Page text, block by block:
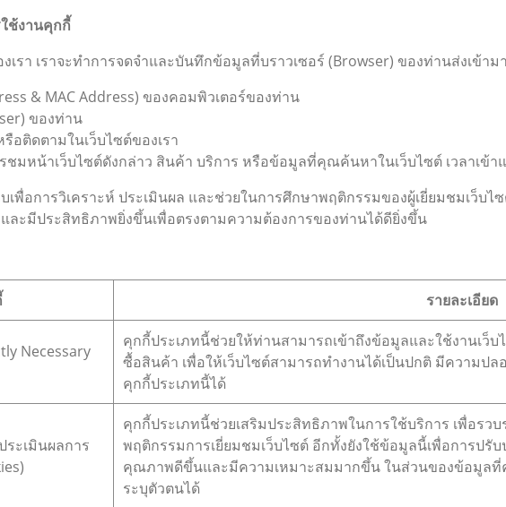
ช้งานคุกกี้
เรา เราจะทำการจดจำและบันทึกข้อมูลที่บราวเซอร์ (Browser) ของท่านส่งเข้า
& MAC Address) ของคอมพิวเตอร์ของท่าน
ของท่าน
อติดตามในเว็บไซต์ของเรา
มหน้าเว็บไซต์ดังกล่าว สินค้า บริการ หรือข้อมูลที่คุณค้นหาในเว็บไซต์ เวลาเข้
เพื่อการวิเคราะห์ ประเมินผล และช่วยในการศึกษาพฤติกรรมของผู้เยี่ยมชมเว็
และมีประสิทธิภาพยิ่งขึ้นเพื่อตรงตามความต้องการของท่านได้ดียิ่งขึ้น
รายละเอียด
Necessary
คุกกี้ประเภทนี้ช่วยให้ท่านสามารถเข้าถึงข้อมูลและใช้งานเว็บ
ซื้อสินค้า เพื่อให้เว็บไซต์สามารถทำงานได้เป็นปกติ มีความป
คุกกี้ประเภทนี้ได้
ระเมินผลการ
คุกกี้ประเภทนี้ช่วยเสริมประสิทธิภาพในการใช้บริการ เพื่อรว
พฤติกรรมการเยี่ยมชมเว็บไซต์ อีกทั้งยังใช้ข้อมูลนี้เพื่อการปรั
คุณภาพดีขึ้นและมีความเหมาะสมมากขึ้น ในส่วนของข้อมูลที่
ระบุตัวตนได้